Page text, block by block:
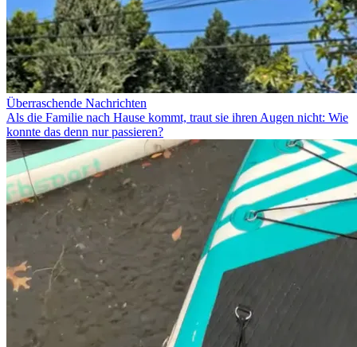
Überraschende Nachrichten
Als die Familie nach Hause kommt, traut sie ihren Augen nicht: Wie
konnte das denn nur passieren?